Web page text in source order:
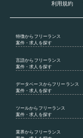
利用規約
特徴からフリーランス
案件・求人を探す
言語からフリーランス
案件・求人を探す
データベース からフリーランス
案件・求人を探す
ツールからフリーランス
案件・求人を探す
業界からフリーランス